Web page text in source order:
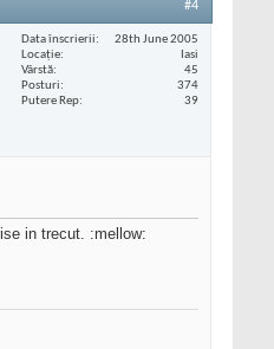
#4
Data înscrierii
28th June 2005
Locaţie
Iasi
Vârstă
45
Posturi
374
Putere Rep
39
in trecut. :mellow: